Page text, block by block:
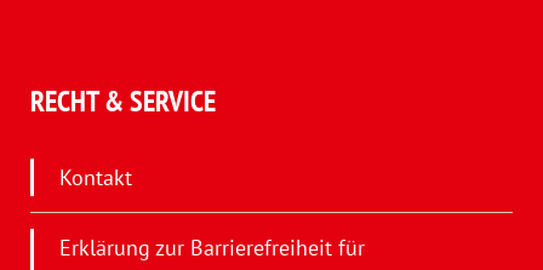
RECHT & SERVICE
Kontakt
Erklärung zur Barrierefreiheit für